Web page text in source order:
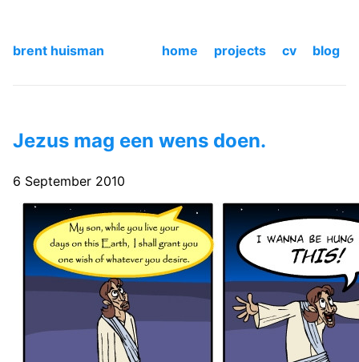
brent huisman home projects cv blog
Jezus mag een wens doen.
6 September 2010